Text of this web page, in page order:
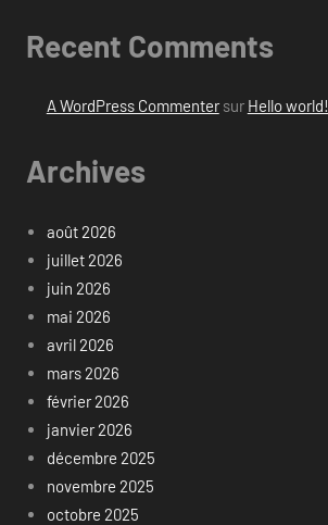
Recent Comments
A WordPress Commentersur Hello world!
Archives
août 2026
juillet 2026
juin 2026
mai 2026
avril 2026
mars 2026
février 2026
janvier 2026
décembre 2025
novembre 2025
octobre 2025